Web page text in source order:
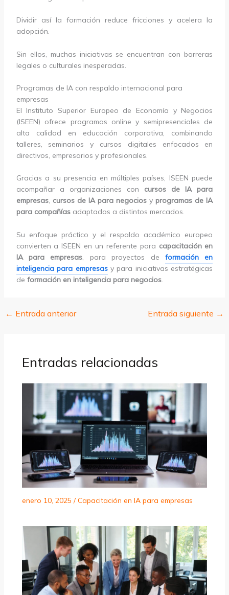
Dividir así la formación reduce fricciones y acelera la
adopción.
Sin ellos, muchas iniciativas se encuentran con barreras
legales o culturales inesperadas.
Programas de IA con respaldo internacional para
empresas
El Instituto Superior Europeo de Economía y Negocios
(ISEEN) ofrece programas online y semipresenciales de
alta calidad en educación corporativa, combinando
talleres, seminarios y cursos digitales enfocados en
directivos, empresarios y profesionales.
Gracias a su presencia en múltiples países, ISEEN puede
acompañar a organizaciones con cursos de IA para
empresas, cursos de IA para negocios yprogramas de IA
para compañíasadaptados a distintos mercados.
Su enfoque práctico y el respaldo académico europeo
convierten a ISEEN en un referente para capacitación en
IA para empresas, para proyectos deformación en
inteligencia para empresasy para iniciativas estratégicas
de formación en inteligencia para negocios.
← Entrada anterior Entrada siguiente →
Entradas relacionadas
enero 10, 2025 /Capacitación en IA para empresas